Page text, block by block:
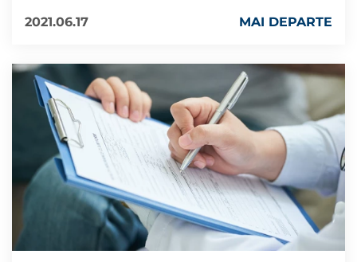
2021.06.17
MAI DEPARTE